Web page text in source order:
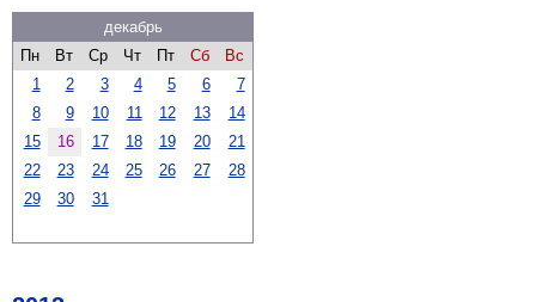
декабрь
Пн
Вт Ср Чт Пт Сб
Вс
1
2 3 4 5 6
7
8
9 10 11 12 13
14
15
16 17 18 19 20
21
22
23 24 25 26 27
28
29
30 31